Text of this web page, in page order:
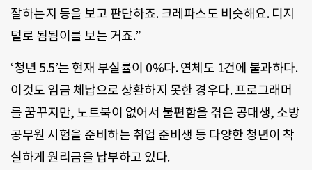
잘하는지 등을 보고 판단하죠. 크레파스도 비슷해요. 디지
털로 됨됨이를 보는 거죠.”
‘청년 5.5’는 현재 부실률이 0%다. 연체도 1건에 불과하다.
이것도 임금 체납으로 상환하지 못한 경우다. 프로그래머
를 꿈꾸지만, 노트북이 없어서 불편함을 겪은 공대생, 소방
공무원 시험을 준비하는 취업 준비생 등 다양한 청년이 착
실하게 원리금을 납부하고 있다.